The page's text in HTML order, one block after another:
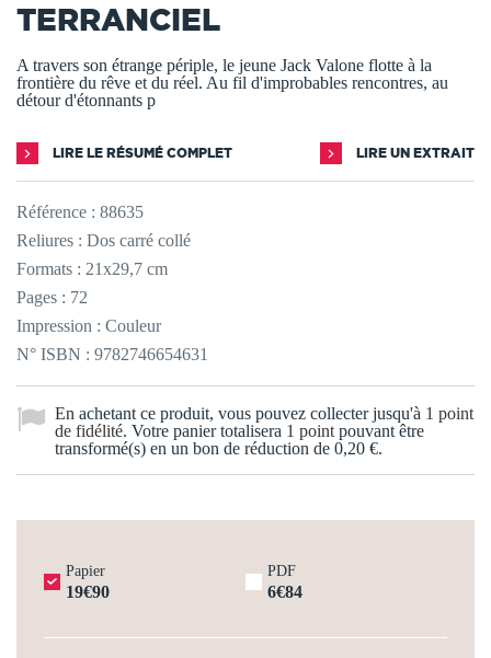
TERRANCIEL
A travers son étrange périple, le jeune Jack Valone flotte à la
frontière du rêve et du réel. Au fil d'improbables rencontres, au
détour d'étonnants p
LIRE LE RÉSUMÉ COMPLET LIRE UN EXTRAIT
Référence : 88635
Reliures : Dos carré collé
Formats : 21x29,7 cm
Pages : 72
Impression : Couleur
N° ISBN : 9782746654631
En achetant ce produit, vous pouvez collecter jusqu'à 1 point
de fidélité. Votre panier totalisera 1 point pouvant être
transformé(s) en un bon de réduction de 0,20 €.
Papier
19€90
PDF
6€84